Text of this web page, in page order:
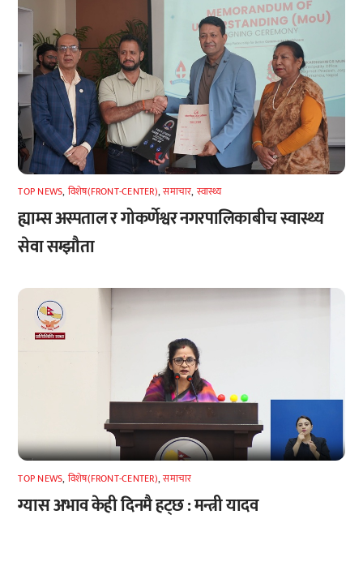
TOP NEWS, विशेष(FRONT-CENTER),समाचार, स्वास्थ्य
ह्याम्स अस्पताल र गोकर्णेश्वर नगरपालिकाबीच स्वास्थ्य
सेवा सम्झौता
TOP NEWS, विशेष(FRONT-CENTER),समाचार
ग्यास अभाव केही दिनमै हट्छ : मन्त्री यादव